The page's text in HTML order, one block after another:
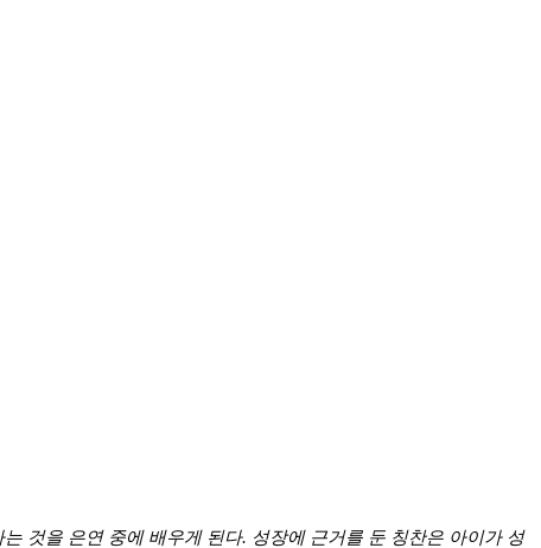
것을 은연 중에 배우게 된다. 성장에 근거를 둔 칭찬은 아이가 성